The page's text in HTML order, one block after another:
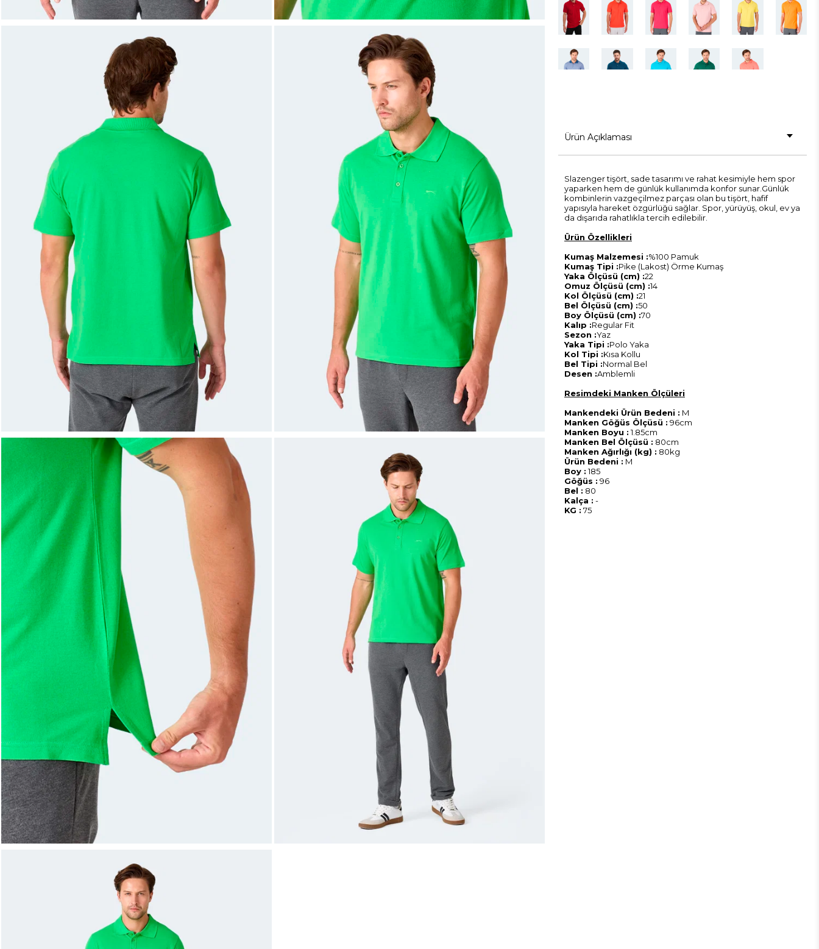
Ürün Açıklaması
Slazenger tişört, sade tasarımı ve rahat kesimiyle hem spor
yaparken hem de günlük kullanımda konfor sunar.Günlük
kombinlerin vazgeçilmez parçası olan bu tişört, hafif
yapısıyla hareket özgürlüğü sağlar. Spor, yürüyüş, okul, ev ya
da dışarıda rahatlıkla tercih edilebilir.
Ürün Özellikleri
Kumaş Malzemesi :%100 Pamuk
Kumaş Tipi :Pike (Lakost) Örme Kumaş
Yaka Ölçüsü (cm) :22
Omuz Ölçüsü (cm) :14
Kol Ölçüsü (cm) :21
Bel Ölçüsü (cm) :50
Boy Ölçüsü (cm) :70
Kalıp :Regular Fit
Sezon :Yaz
Yaka Tipi :Polo Yaka
Kol Tipi :Kısa Kollu
Bel Tipi :Normal Bel
Desen :Amblemli
Resimdeki Manken Ölçüleri
Mankendeki Ürün Bedeni : M
Manken Göğüs Ölçüsü : 96cm
Manken Boyu :1.85cm
Manken Bel Ölçüsü : 80cm
Manken Ağırlığı (kg) : 80kg
Ürün Bedeni : M
Boy :185
Göğüs : 96
Bel : 80
Kalça : -
KG : 75